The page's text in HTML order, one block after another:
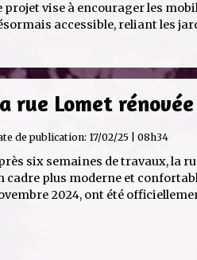
projet vise à encourager les
accessible, reliant les
rue Lomet
de publication: 17/02/25 | 08h34
six semaines de travaux, la
cadre plus moderne et
2024, ont été